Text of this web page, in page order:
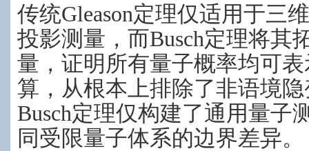
传统Gleason定理仅适用于三
投影测量，而Busch定理将其
量，证明所有量子概率均可
算，从根本上排除了非语境
Busch定理仅构建了通用量子
同受限量子体系的边界差异。